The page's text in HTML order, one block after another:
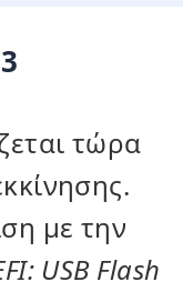
τώρα
με την
USB Flash